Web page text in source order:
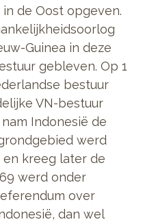
de Oost opgeven.
Guinea in deze
gebleven. Op 1
bestuur
VN-bestuur
Indonesië de
werd
kreeg later de
werd onder
over
dan wel